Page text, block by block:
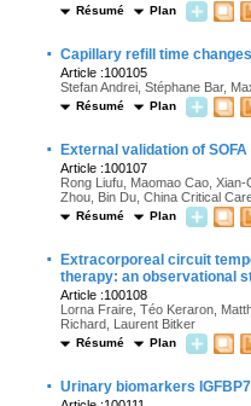
Résumé Plan
· Capillary refill time
Article :100105
Stefan Andrei, Stéphane Bar,
Résumé Plan
· External validation of
Article :100107
Rong Liufu, Maomao Cao,
Zhou, Bin Du, China Critical
Résumé Plan
·
Extracorporeal circuit
therapy: an observational
Article :100108
Lorna Fraire, Téo Keraron,
Richard, Laurent Bitker
Résumé Plan
· Urinary biomarkers